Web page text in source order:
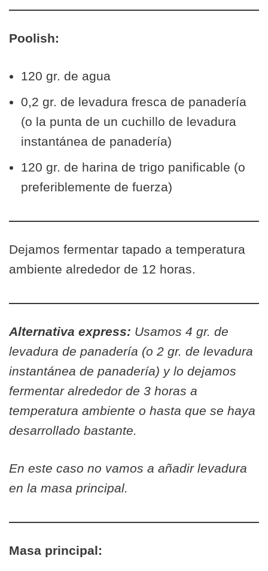
Poolish:
120 gr. de agua
0,2 gr. de levadura fresca de panadería
(o la punta de un cuchillo de levadura
instantánea de panadería)
120 gr. de harina de trigo panificable (o
preferiblemente de fuerza)
Dejamos fermentar tapado a temperatura
ambiente alrededor de 12 horas.
Alternativa express: Usamos 4 gr. de
levadura de panadería (o 2 gr. de levadura
instantánea de panadería) y lo dejamos
fermentar alrededor de 3 horas a
temperatura ambiente o hasta que se haya
desarrollado bastante.
En este caso no vamos a añadir levadura
en la masa principal.
Masa principal: